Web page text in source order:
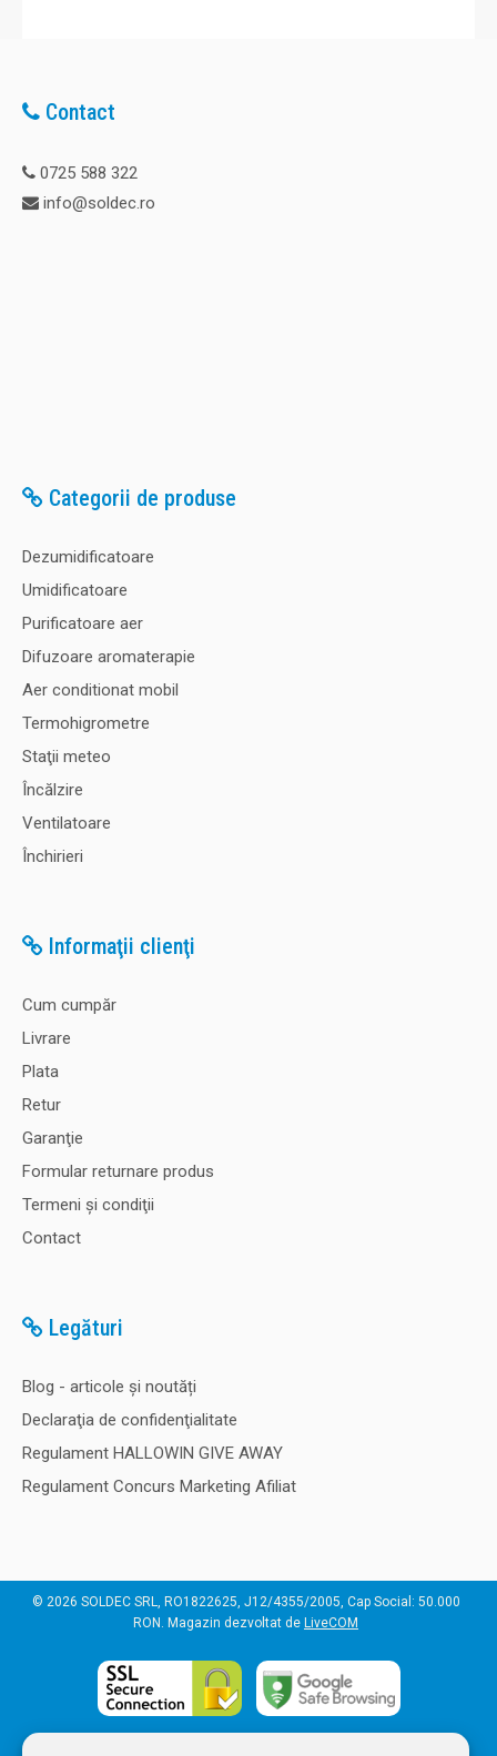
Contact
0725 588 322
info@soldec.ro
Categorii de produse
Dezumidificatoare
Umidificatoare
Purificatoare aer
Difuzoare aromaterapie
Aer conditionat mobil
Termohigrometre
Staţii meteo
Încălzire
Ventilatoare
Închirieri
Informaţii clienţi
Cum cumpăr
Livrare
Plata
Retur
Garanţie
Formular returnare produs
Termeni şi condiţii
Contact
Legături
Blog - articole și noutăți
Declaraţia de confidenţialitate
Regulament HALLOWIN GIVE AWAY
Regulament Concurs Marketing Afiliat
© 2026 SOLDEC SRL, RO1822625, J12/4355/2005, Cap Social: 50.000
RON. Magazin dezvoltat de LiveCOM